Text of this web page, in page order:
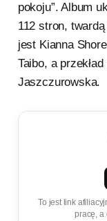
pokoju”. Album
112 stron,
jest Kianna
Taibo, a
Jaszczurowska.
To jest link
pracę, a